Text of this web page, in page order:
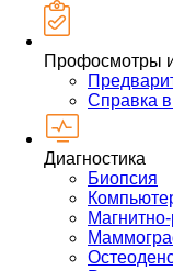
Профосмотры
Справка
Диагностика
Биопсия